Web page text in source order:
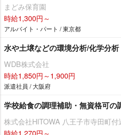
まどみ保育園
時給1,300円～
アルバイト・パート / 東京都
水や土壌などの環境分析/化学分析
WDB株式会社
時給1,850円～1,900円
派遣社員 / 大阪府
学校給食の調理補助・無資格可の
株式会社HITOWA 八王子市寺田町付
時給1,270円～